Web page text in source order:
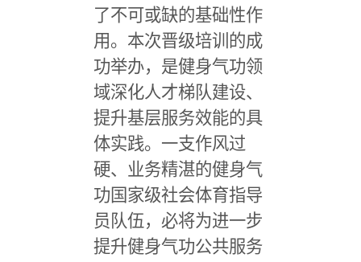
了不可或缺的基础性作
用。本次晋级培训的成
功举办，是健身气功领
域深化人才梯队建设、
提升基层服务效能的具
体实践。一支作风过
硬、业务精湛的健身气
功国家级社会体育指导
员队伍，必将为进一步
提升健身气功公共服务